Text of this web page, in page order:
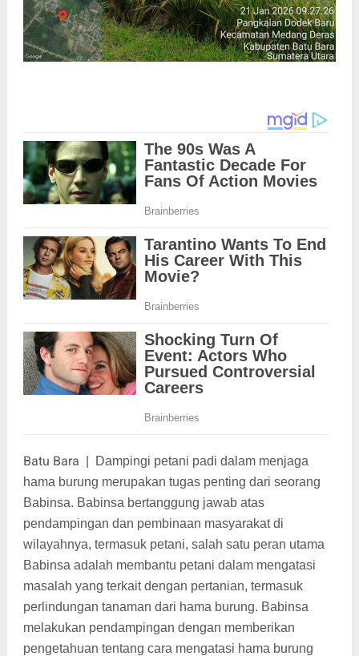
Batu Bara
Dampingi petani padi dalam menjaga
hama burung merupakan tugas penting dari seorang
Babinsa. Babinsa bertanggung jawab atas
pendampingan dan pembinaan masyarakat di
wilayahnya, termasuk petani, salah satu peran utama
Babinsa adalah membantu petani dalam mengatasi
masalah yang terkait dengan pertanian, termasuk
perlindungan tanaman dari hama burung. Babinsa
melakukan pendampingan dengan memberikan
pengetahuan tentang cara mengatasi hama burung